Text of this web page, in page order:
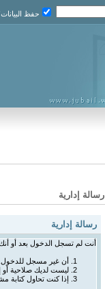
حفظ
رسالة إدارية
رسالة إدارية
أنت لم تسجل الدخول بعد أو
أن غير مسجل للدخول.
ليست لديك صلاحية
إذا كنت تحاول كتابة